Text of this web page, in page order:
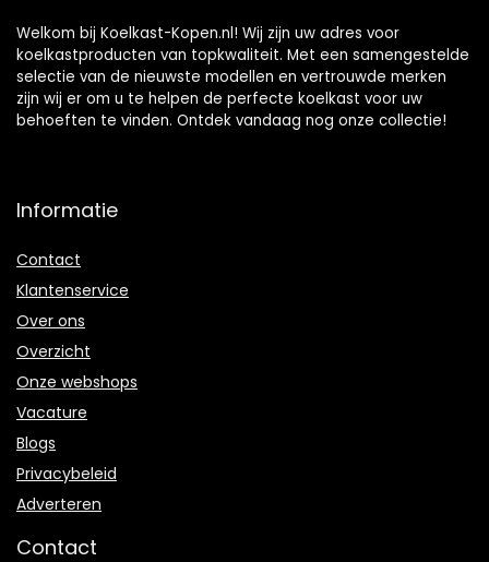
Welkom bij Koelkast-Kopen.nl! Wij zijn uw adres voor
koelkastproducten van topkwaliteit. Met een samengestelde
selectie van de nieuwste modellen en vertrouwde merken
zijn wij er om u te helpen de perfecte koelkast voor uw
behoeften te vinden. Ontdek vandaag nog onze collectie!
Informatie
Contact
Klantenservice
Over ons
Overzicht
Onze webshops
Vacature
Blogs
Privacybeleid
Adverteren
Contact